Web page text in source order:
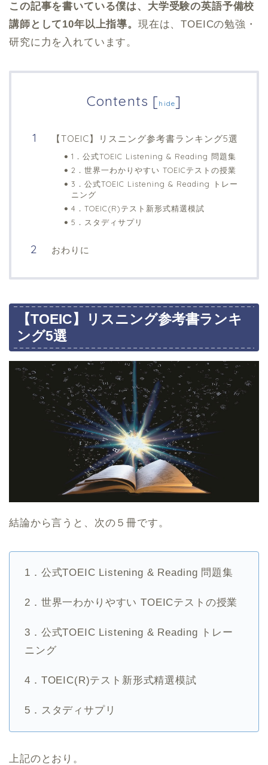
この記事を書いている僕は、大学受験の英語予備校
講師として10年以上指導。 現在は、TOEICの勉強・
研究に力を入れています。
Contents [hide]
【TOEIC】リスニング参考書ランキング5選
1．公式TOEIC Listening & Reading 問題集
2．世界一わかりやすい TOEICテストの授業
3．公式TOEIC Listening & Reading トレー
ニング
4．TOEIC(R)テスト新形式精選模試
5．スタディサプリ
おわりに
【TOEIC】リスニング参考書ランキ
ング5選
結論から言うと、次の５冊です。
1．公式TOEIC Listening & Reading 問題集
2．世界一わかりやすい TOEICテストの授業
3．公式TOEIC Listening & Reading トレー
ニング
4．TOEIC(R)テスト新形式精選模試
5．スタディサプリ
上記のとおり。